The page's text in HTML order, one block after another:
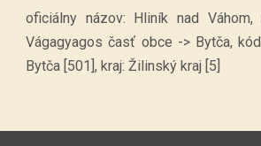
oficiálny názov: Hliník nad Váhom,
Vágagyagos časť obce -> Bytča,
Bytča [501], kraj: Žilinský kraj [5]